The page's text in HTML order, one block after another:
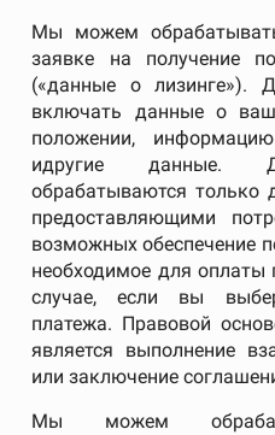
Мы можем
заявке на получение
(«данные о лизинге»).
включать данные о
положении,
идругие данные.
обрабатываются только
предоставляющими
возможных обеспечение
необходимое для оплаты
случае, если вы
платежа. Правовой
является выполнение
или заключение
Мы можем